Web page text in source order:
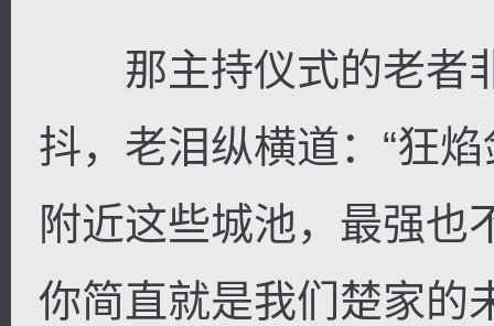
那主持仪式的老者
抖，老泪纵横道：“狂
附近这些城池，最强也
你简直就是我们楚家的